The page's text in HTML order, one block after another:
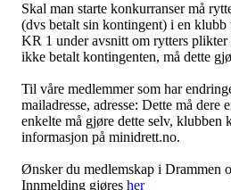
Skal man starte konkurranser må
(dvs betalt sin kontingent) i en
KR 1 under avsnitt om rytters
ikke betalt kontingenten, må dette
Til våre medlemmer som har
mailadresse, adresse: Dette må dere
enkelte må gjøre dette selv, klubben
informasjon på minidrett.no.
Ønsker du medlemskap i Drammen
Innmelding gjøres her